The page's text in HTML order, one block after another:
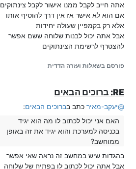
אתה חייב לקבל ממנו אישור לקבל צינתוקים
אם הוא לא אישר אז אין דרך להוסיף אותו
אלא רק בקמפיין שעולה יחידות
אבל אתה יכול לבנות שלוחה ששם אפשר
להצטרף לרשימת הצינתוקים
פורסם בשאלות ועזרה הדדית
RE: ברוכים הבאים
@יעקב-מאיר כתב בברוכים הבאים:
האם אני יכול לכתוב לו מה הוא יגיד
בכניסה למערכת והוא יגיד את זה באופן
ממוחשב?
בהגדות שיש במחשב זה נראה שאי אפשר
אבל אתה יכול לכתוב לו בפתיח של שלוחה